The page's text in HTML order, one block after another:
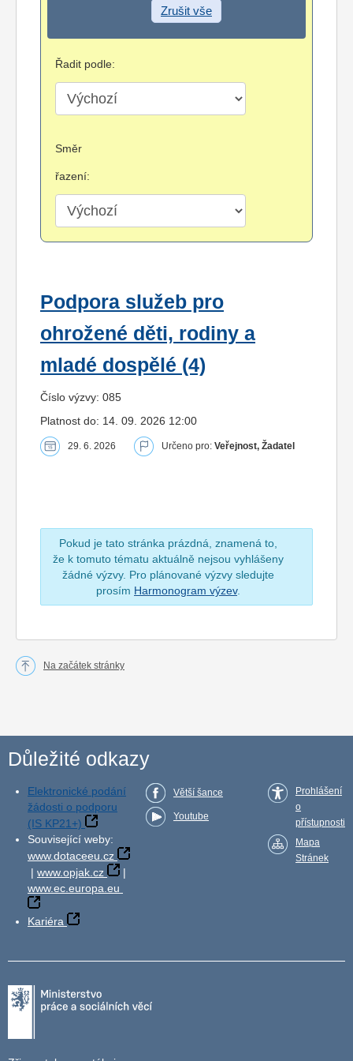
Zrušit vše
Řadit podle:
Směr
řazení:
Podpora služeb pro
ohrožené děti, rodiny a
mladé dospělé (4)
Číslo výzvy: 085
Platnost do: 14. 09. 2026 12:00
29. 6. 2026 Určeno pro: Veřejnost, Žadatel
Pokud je tato stránka prázdná, znamená to,
že k tomuto tématu aktuálně nejsou vyhlášeny
žádné výzvy. Pro plánované výzvy sledujte
prosím Harmonogram výzev.
Na začátek stránky
Důležité odkazy
Elektronické podání
žádosti o podporu
(IS KP21+)
Související weby:
www.dotaceeu.cz
| www.opjak.cz
|
www.ec.europa.eu
Kariéra
Větší šance
Youtube
Prohlášení
o
přístupnosti
Mapa
Stránek